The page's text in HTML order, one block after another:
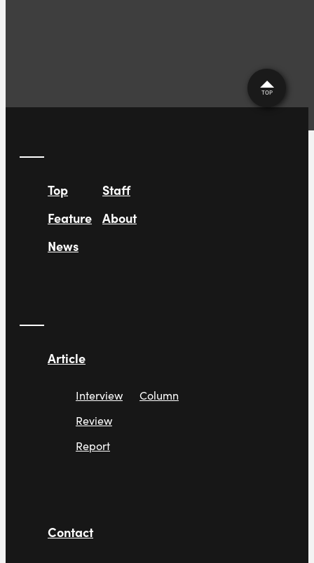
TOP
Top
Feature
News
Staff
About
Article
Interview
Review
Report
Column
Contact